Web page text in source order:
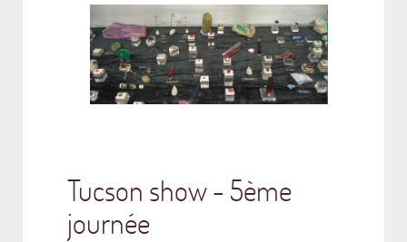
Tucson show - 5ème
journée